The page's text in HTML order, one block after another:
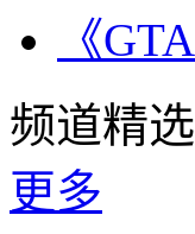
《
频道精选
更多